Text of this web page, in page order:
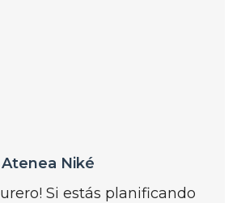
Niké
Si estás planificando